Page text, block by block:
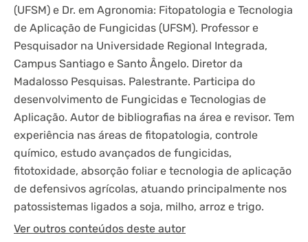
(UFSM) e Dr. em Agronomia: Fitopatologia e Tecnologia
de Aplicação de Fungicidas (UFSM). Professor e
Pesquisador na Universidade Regional Integrada,
Campus Santiago e Santo Ângelo. Diretor da
Madalosso Pesquisas. Palestrante. Participa do
desenvolvimento de Fungicidas e Tecnologias de
Aplicação. Autor de bibliografias na área e revisor. Tem
experiência nas áreas de fitopatologia, controle
químico, estudo avançados de fungicidas,
fitotoxidade, absorção foliar e tecnologia de aplicação
de defensivos agrícolas, atuando principalmente nos
patossistemas ligados a soja, milho, arroz e trigo.
Ver outros conteúdos deste autor